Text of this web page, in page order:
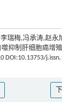
瑞梅,冯承涛,赵永
抑制肝细胞癌增
DOI:10.13753/